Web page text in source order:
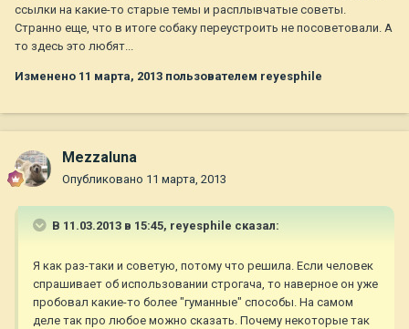
ссылки на какие-то старые темы и расплывчатые советы.
Странно еще, что в итоге собаку переустроить не посоветовали. А
то здесь это любят...
Изменено 11 марта, 2013 пользователем reyesphile
Mezzaluna
Опубликовано 11 марта, 2013
В 11.03.2013 в 15:45, reyesphile сказал:
Я как раз-таки и советую, потому что решила. Если человек
спрашивает об использовании строгача, то наверное он уже
пробовал какие-то более "гуманные" способы. На самом
деле так про любое можно сказать. Почему некоторые так